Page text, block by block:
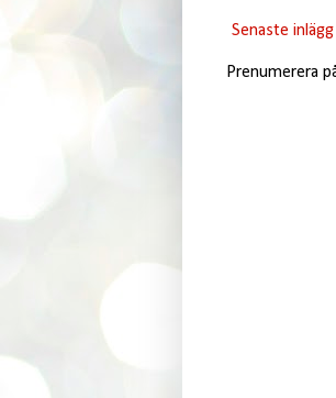
Senaste inlägg
Prenumerera